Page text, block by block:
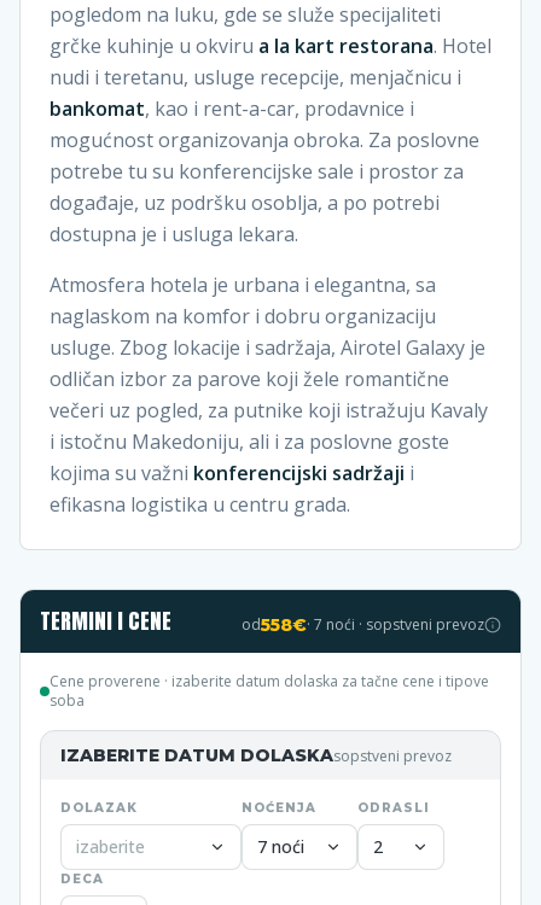
pogledom na luku, gde se služe specijaliteti
grčke kuhinje u okviru a la kart restorana. Hotel
nudi i teretanu, usluge recepcije, menjačnicu i
bankomat, kao i rent-a-car, prodavnice i
mogućnost organizovanja obroka. Za poslovne
potrebe tu su konferencijske sale i prostor za
događaje, uz podršku osoblja, a po potrebi
dostupna je i usluga lekara.
Atmosfera hotela je urbana i elegantna, sa
naglaskom na komfor i dobru organizaciju
usluge. Zbog lokacije i sadržaja, Airotel Galaxy je
odličan izbor za parove koji žele romantične
večeri uz pogled, za putnike koji istražuju Kavalу
i istočnu Makedoniju, ali i za poslovne goste
kojima su važni konferencijski sadržaji i
efikasna logistika u centru grada.
TERMINI I CENE od558€· 7 noći · sopstveni prevoz
Cene proverene · izaberite datum dolaska za tačne cene i tipove
soba
IZABERITE DATUM DOLASKAsopstveni prevoz
DOLAZAK
izaberite
NOĆENJA
7 noći
ODRASLI
2
DECA